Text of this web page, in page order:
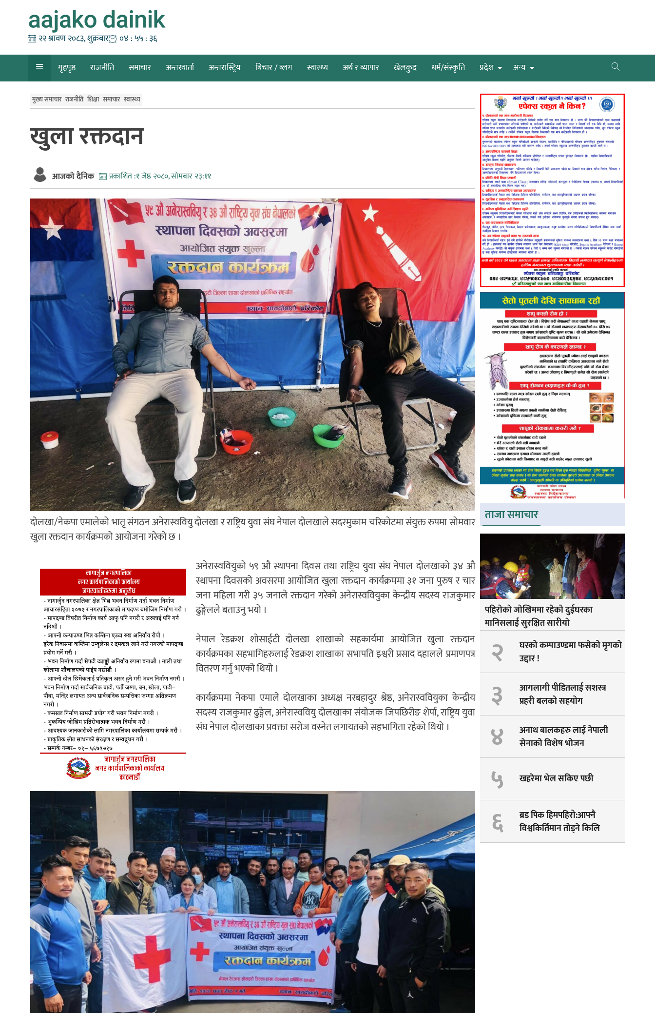
२२ श्रावण २०८३, शुक्रबार ०४ : ५५ : ३७
गृहपृष्ठ राजनीति समाचार अन्तरवार्ता अन्तरास्ट्रिय बिचार / ब्लग स्वास्थ्य अर्थ र ब्यापार खेलकुद धर्म/संस्कृति प्रदेश अन्य
मुख्य समाचार राजनीति शिक्षा समाचार स्वास्थ्य
खुला रक्तदान
आजको दैनिक प्रकाशित :१ जेष्ठ २०८०, सोमबार २३:११
दोलखा/नेकपा एमालेको भातृ संगठन अनेरास्ववियु दोलखा र राष्ट्रिय युवा संघ नेपाल दोलखाले सदरमुकाम चरिकोटमा संयुक्त रुपमा सोमवार
खुला रक्तदान कार्यक्रमको आयोजना गरेको छ ।
अनेरास्ववियुको ५९ औ स्थापना दिवस तथा राष्ट्रिय युवा संघ नेपाल दोलखाको ३४ औ
स्थापना दिवसको अवसरमा आयोजित खुला रक्तदान कार्यक्रममा ३१ जना पुरुष र चार
जना महिला गरी ३५ जनाले रक्तदान गरेको अनेरास्ववियुका केन्द्रीय सदस्य राजकुमार
ढुङ्गेलले बताउनु भयो ।
नेपाल रेडक्रश शोसाईटी दोलखा शाखाको सहकार्यमा आयोजित खुला रक्तदान
कार्यक्रमका सहभागिहरुलाई रेडक्रश शाखाका सभापति इश्वरी प्रसाद दहालले प्रमाणपत्र
वितरण गर्नु भएको थियो ।
कार्यक्रममा नेकपा एमाले दोलखाका अध्यक्ष नरबहादुर श्रेष्ठ, अनेरास्ववियुका केन्द्रीय
सदस्य राजकुमार ढुङ्गेल, अनेरास्ववियु दोलखाका संयोजक जिपछिरीङ शेर्पा, राष्ट्रिय युवा
संघ नेपाल दोलखाका प्रवक्ता सरोज वस्नेत लगायतको सहभागिता रहेको थियो ।
ताजा समाचार
पहिराेकाे जाेखिममा रहेकाे दुईघरका
मानिसलाई सुरक्षित सारीयाे
२
घरको कम्पाउण्डमा फसेको मृगको
उद्दार !
३
आगलागी पीडितलाई सशस्त्र
प्रहरी बलको सहयोग
४
अनाथ बालकहरु लाई नेपाली
सेनाको विशेष भोजन
५ खहरेमा भेल सकिए पछी
६
ब्रड पिक हिमपहिरो:आफ्नै
विश्वकिर्तिमान तोड्ने किलि
पेम्बाको सपना अधुरै !